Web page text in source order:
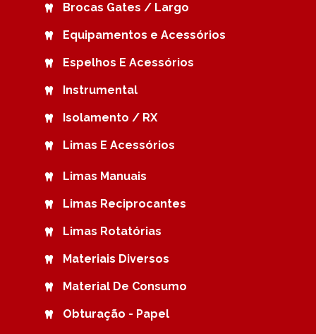
Brocas Gates / Largo
Equipamentos e Acessórios
Espelhos E Acessórios
Instrumental
Isolamento / RX
Limas E Acessórios
Limas Manuais
Limas Reciprocantes
Limas Rotatórias
Materiais Diversos
Material De Consumo
Obturação - Papel